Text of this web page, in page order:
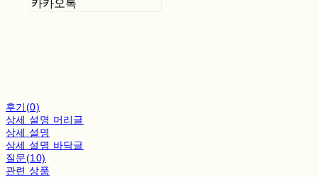
카카오톡
후기(0)
상세 설명 머리글
상세 설명
상세 설명 바닥글
질문(10)
관련 상품